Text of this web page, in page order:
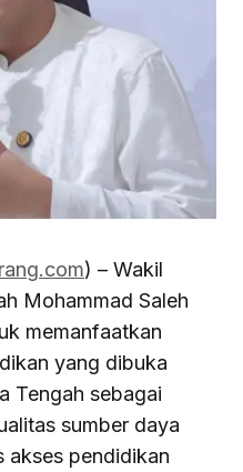
) – Wakil
Mohammad Saleh
memanfaatkan
yang dibuka
Tengah sebagai
sumber daya
akses pendidikan